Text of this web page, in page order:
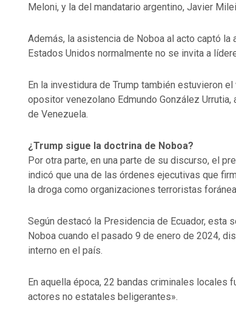
Meloni, y la del mandatario argentino, Javier
Además, la asistencia de Noboa al acto captó
Estados Unidos normalmente no se invita a
En la investidura de Trump también estuvieron
opositor venezolano Edmundo González
de Venezuela.
¿Trump sigue la doctrina de Noboa?
Por otra parte, en una parte de su discurso, el
indicó que una de las órdenes ejecutivas que
la droga como organizaciones terroristas
Según destacó la Presidencia de Ecuador, esta
Noboa cuando el pasado 9 de enero de 2024,
interno en el país.
En aquella época, 22 bandas criminales locales
actores no estatales beligerantes».